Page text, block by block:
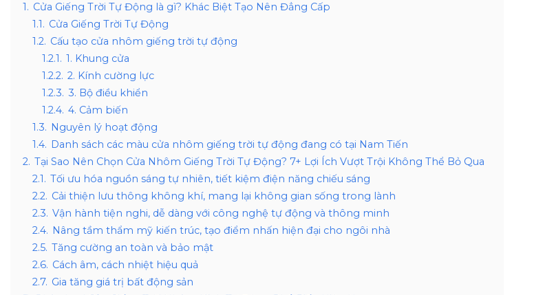
1. Cửa Giếng Trời Tự Động là gì? Khác Biệt Tạo Nên Đẳng Cấp
1.1. Cửa Giếng Trời Tự Động
1.2. Cấu tạo cửa nhôm giếng trời tự động
1.2.1. 1. Khung cửa
1.2.2. 2. Kính cường lực
1.2.3. 3. Bộ điều khiển
1.2.4. 4. Cảm biến
1.3. Nguyên lý hoạt động
1.4. Danh sách các màu cửa nhôm giếng trời tự động đang có tại Nam Tiến
2. Tại Sao Nên Chọn Cửa Nhôm Giếng Trời Tự Động? 7+ Lợi Ích Vượt Trội Không Thể Bỏ Qua
2.1. Tối ưu hóa nguồn sáng tự nhiên, tiết kiệm điện năng chiếu sáng
2.2. Cải thiện lưu thông không khí, mang lại không gian sống trong lành
2.3. Vận hành tiện nghi, dễ dàng với công nghệ tự động và thông minh
2.4. Nâng tầm thẩm mỹ kiến trúc, tạo điểm nhấn hiện đại cho ngôi nhà
2.5. Tăng cường an toàn và bảo mật
2.6. Cách âm, cách nhiệt hiệu quả
2.7. Gia tăng giá trị bất động sản